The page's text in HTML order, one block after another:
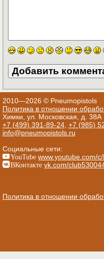
2010—2026 © Pneumopistols
Политика в отношении
Химки, ул. Московская, д. 38А
+7 (499) 391-89-24, +7 (985)
info@pneumopistols.ru
Социальные сети:
YouTube www.youtube.com/
ВКонтакте vk.com/
Политика в отношении